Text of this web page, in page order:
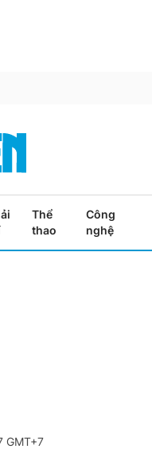
Thể
thao
Công
nghệ
GMT+7